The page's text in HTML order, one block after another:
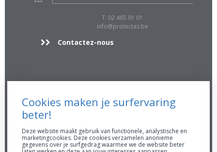
T. 02 465 91 01
info@protectas.be
Contactez-nous
Info supp.
FSMA 16896 A
Conduite AssurMiFiD
Prendre rendez-vous
Cookies maken je surfervaring
beter!
Deze website maakt gebruik van functionele, analystische en
marketingcookies. Deze cookies verzamelen anonieme
gegevens over je surfgedrag waarmee we de website beter